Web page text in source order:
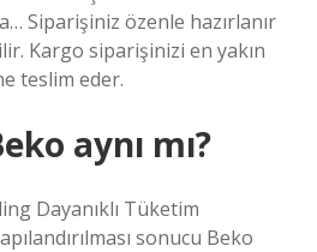
Siparişiniz özenle hazırlanır
Kargo siparişinizi en yakın
teslim eder.
aynı mı?
Dayanıklı Tüketim
sonucu Beko